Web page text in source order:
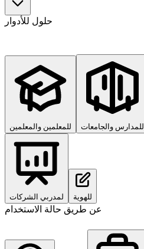
حلول للأدوار
للمعلمين والمعلمين للمدارس والجامعات
لمدربي الشركات للهوية
عن طريق حالة الاستخدام